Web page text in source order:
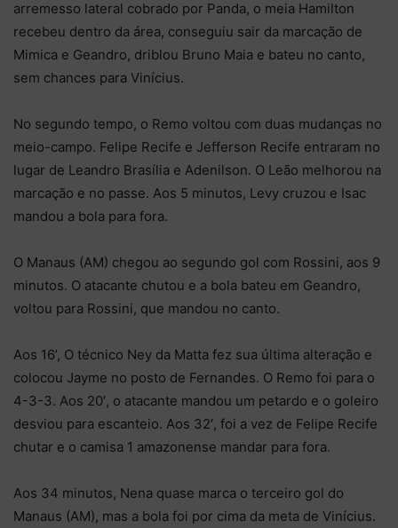
arremesso lateral cobrado por Panda, o meia Hamilton
recebeu dentro da área, conseguiu sair da marcação de
Mimica e Geandro, driblou Bruno Maia e bateu no canto,
sem chances para Vinícius.
No segundo tempo, o Remo voltou com duas mudanças no
meio-campo. Felipe Recife e Jefferson Recife entraram no
lugar de Leandro Brasília e Adenilson. O Leão melhorou na
marcação e no passe. Aos 5 minutos, Levy cruzou e Isac
mandou a bola para fora.
O Manaus (AM) chegou ao segundo gol com Rossini, aos 9
minutos. O atacante chutou e a bola bateu em Geandro,
voltou para Rossini, que mandou no canto.
Aos 16’, O técnico Ney da Matta fez sua última alteração e
colocou Jayme no posto de Fernandes. O Remo foi para o
4-3-3. Aos 20′, o atacante mandou um petardo e o goleiro
desviou para escanteio. Aos 32′, foi a vez de Felipe Recife
chutar e o camisa 1 amazonense mandar para fora.
Aos 34 minutos, Nena quase marca o terceiro gol do
Manaus (AM), mas a bola foi por cima da meta de Vinícius.